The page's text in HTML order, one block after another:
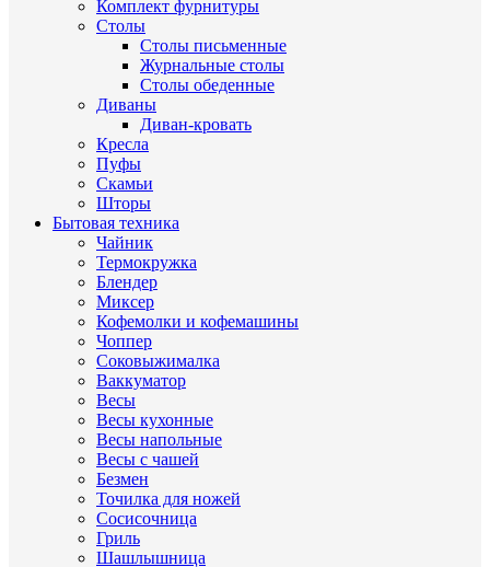
Комплект фурнитуры
Столы
Столы письменные
Журнальные cтолы
Столы обеденные
Диваны
Диван-кровать
Кресла
Пуфы
Скамьи
Шторы
Бытовая техника
Чайник
Термокружка
Блендер
Миксер
Кофемолки и кофемашины
Чоппер
Соковыжималка
Ваккуматор
Весы
Весы кухонные
Весы напольные
Весы с чашей
Безмен
Точилка для ножей
Сосисочница
Гриль
Шашлышница